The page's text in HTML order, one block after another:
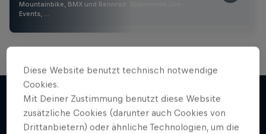
Mountainbike, BMX und Rennrad: Spannende Live-
Events, …
Weiter geht´s hier
Diese Website benutzt technisch notwendige
Cookies.
Mit Deiner Zustimmung benutzt diese Website
zusätzliche Cookies (darunter auch Cookies von
Drittanbietern) oder ähnliche Technologien, um die